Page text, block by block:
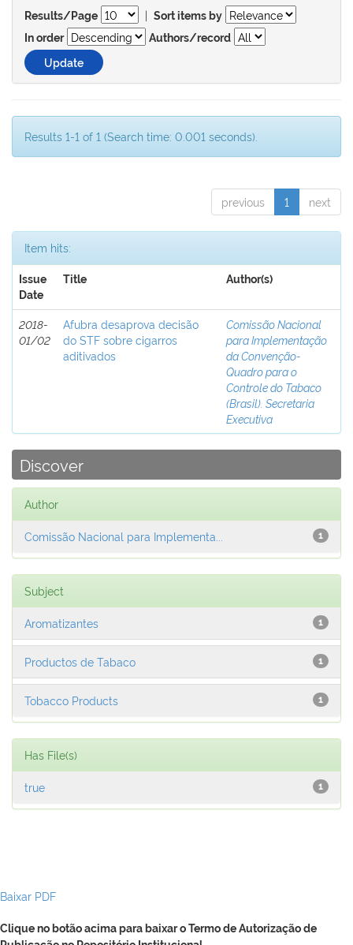
Results/Page | Sort items by
In order
Authors/record
Results 1-1 of 1 (Search time: 0.001 seconds).
previous 1 next
Item hits:
Issue
Date
Title Author(s)
2018-
01/02
Afubra desaprova decisão
do STF sobre cigarros
aditivados
Comissão Nacional
para Implementação
da Convenção-
Quadro para o
Controle do Tabaco
(Brasil). Secretaria
Executiva
Discover
Author
1
Comissão Nacional para Implementa...
Subject
1
Aromatizantes
1
Productos de Tabaco
1
Tobacco Products
Has File(s)
1
true
Baixar PDF
Clique no botão acima para baixar o Termo de Autorização de